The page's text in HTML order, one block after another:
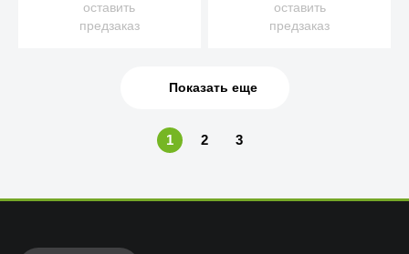
оставить
предзаказ
оставить
предзаказ
Показать еще
1 2 3